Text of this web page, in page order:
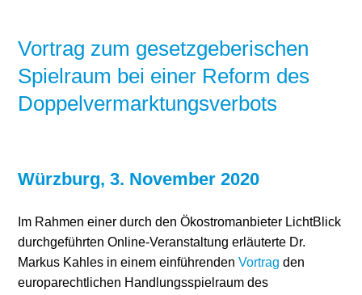
Vortrag zum gesetzgeberischen
Spielraum bei einer Reform des
Doppelvermarktungsverbots
Würzburg, 3. November 2020
Im Rahmen einer durch den Ökostromanbieter LichtBlick
durchgeführten Online-Veranstaltung erläuterte Dr.
Markus Kahles in einem einführenden Vortrag den
europarechtlichen Handlungsspielraum des